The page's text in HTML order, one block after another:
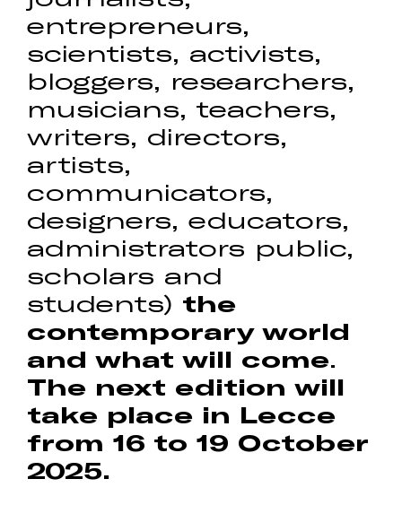
entrepreneurs,
scientists, activists,
bloggers, researchers,
musicians, teachers,
writers, directors,
artists,
communicators,
designers, educators,
administrators public,
scholars and
students) the
contemporary world
and what will come.
The next edition will
take place in Lecce
from 16 to 19 October
2025.